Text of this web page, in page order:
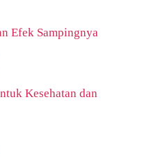
Efek Sampingnya
Kesehatan dan